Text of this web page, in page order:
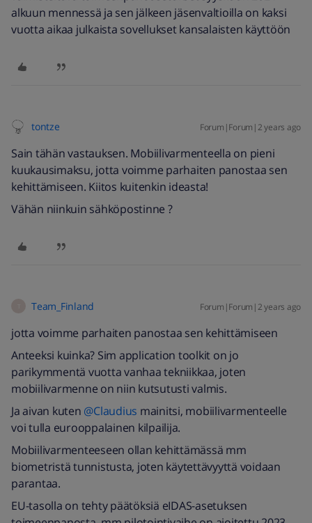
alkuun mennessä ja sen jälkeen jäsenvaltioilla on kaksi
vuotta aikaa julkaista sovellukset kansalaisten käyttöön
tontze Forum|Forum|2 years ago
Sain tähän vastauksen. Mobiilivarmenteella on pieni
kuukausimaksu, jotta voimme parhaiten panostaa sen
kehittämiseen. Kiitos kuitenkin ideasta!
Vähän niinkuin sähköpostinne ?
Team_Finland Forum|Forum|2 years ago
jotta voimme parhaiten panostaa sen kehittämiseen
Anteeksi kuinka? Sim application toolkit on jo
parikymmentä vuotta vanhaa tekniikkaa, joten
mobiilivarmenne on niin kutsutusti valmis.
Ja aivan kuten @Claudius mainitsi, mobiilivarmenteelle
voi tulla eurooppalainen kilpailija.
Mobiilivarmenteeseen ollan kehittämässä mm
biometristä tunnistusta, joten käytettävyyttä voidaan
parantaa.
EU-tasolla on tehty päätöksiä eIDAS-asetuksen